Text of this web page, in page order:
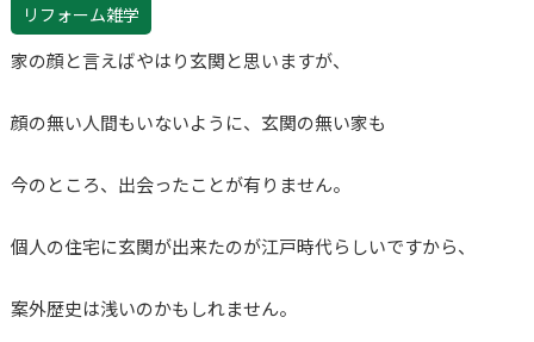
リフォーム雑学
家の顔と言えばやはり玄関と思いますが、
顔の無い人間もいないように、玄関の無い家も
今のところ、出会ったことが有りません。
個人の住宅に玄関が出来たのが江戸時代らしいですから、
案外歴史は浅いのかもしれません。